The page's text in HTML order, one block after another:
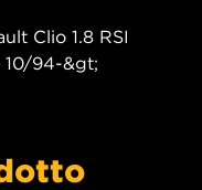
Clio 1.8 RSI
10/94-&gt;